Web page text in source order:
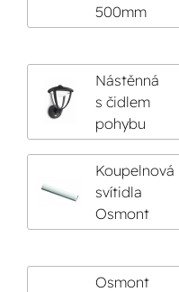
500mm
Nástěnná
s čidlem
pohybu
Koupelnová
svítidla
Osmont
Osmont